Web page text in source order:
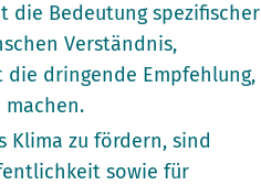
die Bedeutung spezifischer
Verständnis,
dringende Empfehlung,
machen.
Klima zu fördern, sind
sowie für